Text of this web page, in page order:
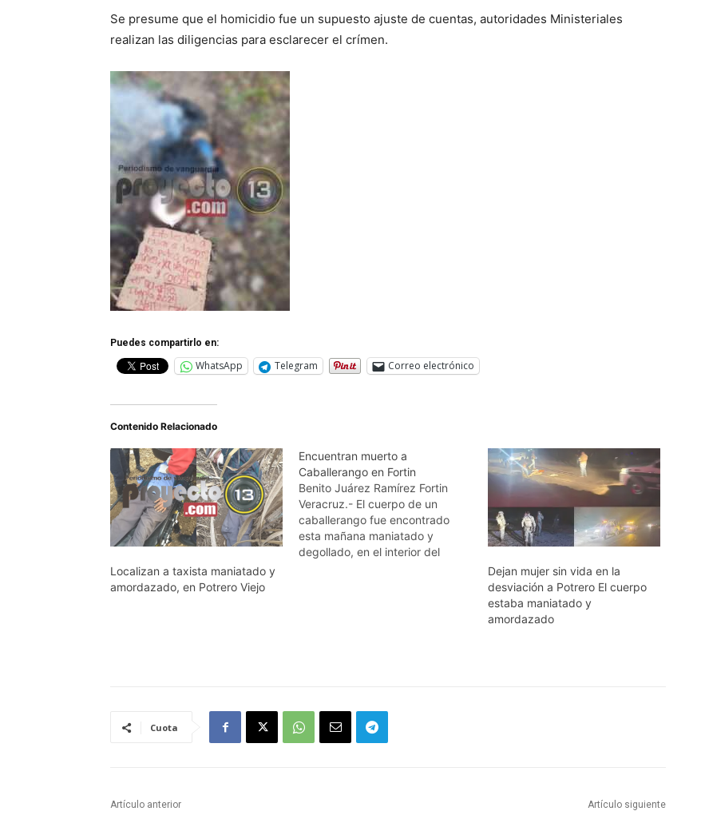
Se presume que el homicidio fue un supuesto ajuste de cuentas, autoridades Ministeriales
realizan las diligencias para esclarecer el crímen.
Puedes compartirlo en:
WhatsApp Telegram Correo electrónico
Contenido Relacionado
Localizan a taxista maniatado y
amordazado, en Potrero Viejo
Encuentran muerto a
Caballerango en Fortin
Benito Juárez Ramírez Fortin
Veracruz.- El cuerpo de un
caballerango fue encontrado
esta mañana maniatado y
degollado, en el interior del
Dejan mujer sin vida en la
desviación a Potrero El cuerpo
estaba maniatado y
amordazado
Cuota
Artículo anterior Artículo siguiente